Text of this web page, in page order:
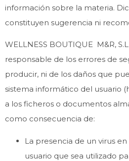
información sobre la materia.
constituyen sugerencia ni
WELLNESS BOUTIQUE M&R,
responsable de los errores de
producir, ni de los daños que
sistema informático del usuario
a los ficheros o documentos
como consecuencia de:
La presencia de un virus
usuario que sea utilizado